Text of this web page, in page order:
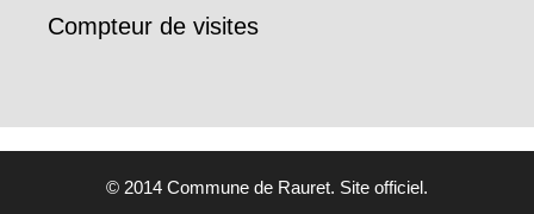
Compteur de visites
© 2014 Commune de Rauret. Site officiel.